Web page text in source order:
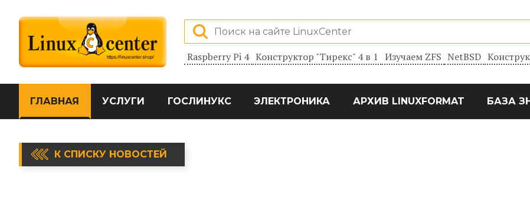
Raspberry Pi 4 Конструктор "Тирекс" 4 в 1 Изучаем ZFS NetBSD
ГЛАВНАЯ УСЛУГИ ГОСЛИНУКС ЭЛЕКТРОНИКА АРХИВ LINUXFORMAT БАЗА
К СПИСКУ НОВОСТЕЙ